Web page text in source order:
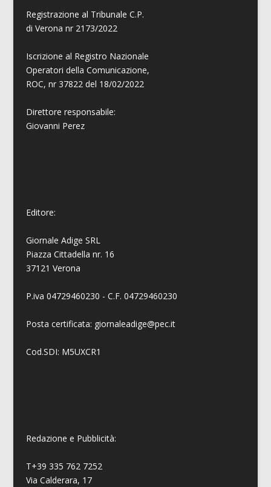
Registrazione al Tribunale C.P.
di Verona nr 2173/2022
Iscrizione al Registro Nazionale
Operatori della Comunicazione,
ROC, nr 37822 del 18/02/2022
Direttore responsabile:
Giovanni Perez
Editore:
Giornale Adige SRL
Piazza Cittadella nr. 16
37121 Verona
P.iva 04729460230 - C.F. 04729460230
Posta certificata: giornaleadige@pec.it
Cod.SDI: M5UXCR1
Redazione e Pubblicità:
T+39 335 762 7252
Via Calderara, 17